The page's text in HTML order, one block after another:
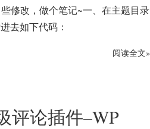
修改，做个笔记~一、在主题目录
去如下代码：
阅读全文»
评论插件–WP